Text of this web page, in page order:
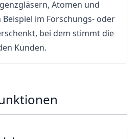
Atomen und
im Forschungs- oder
bei dem stimmt die
Kunden.